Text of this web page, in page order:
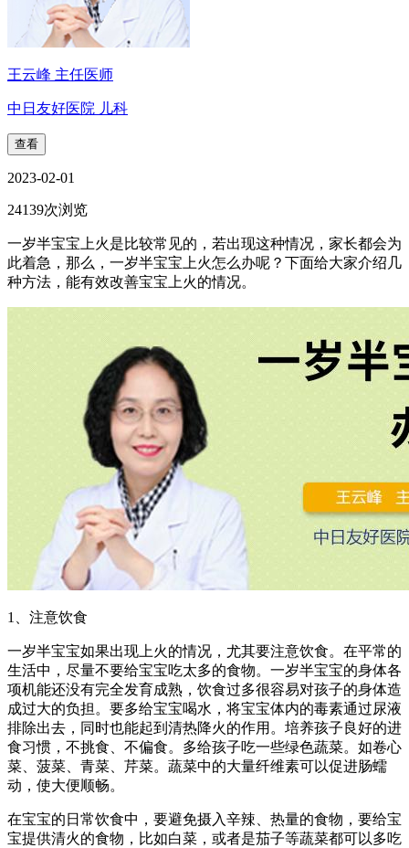
王云峰 主任医师
中日友好医院 儿科
查看
2023-02-01
24139次浏览
一岁半宝宝上火是比较常见的，若出现这种情况，家长都会为
此着急，那么，一岁半宝宝上火怎么办呢？下面给大家介绍几
种方法，能有效改善宝宝上火的情况。
1、注意饮食
一岁半宝宝如果出现上火的情况，尤其要注意饮食。在平常的
生活中，尽量不要给宝宝吃太多的食物。一岁半宝宝的身体各
项机能还没有完全发育成熟，饮食过多很容易对孩子的身体造
成过大的负担。要多给宝宝喝水，将宝宝体内的毒素通过尿液
排除出去，同时也能起到清热降火的作用。培养孩子良好的进
食习惯，不挑食、不偏食。多给孩子吃一些绿色蔬菜。如卷心
菜、菠菜、青菜、芹菜。蔬菜中的大量纤维素可以促进肠蠕
动，使大便顺畅。
在宝宝的日常饮食中，要避免摄入辛辣、热量的食物，要给宝
宝提供清火的食物，比如白菜，或者是茄子等蔬菜都可以多吃